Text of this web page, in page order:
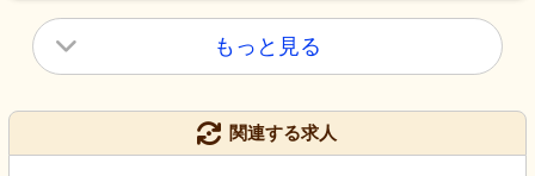
もっと見る
関連する求人